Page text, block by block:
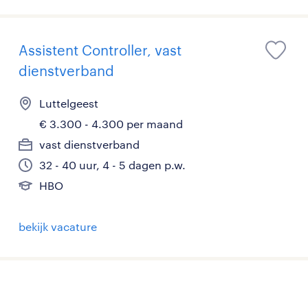
Assistent Controller, vast
dienstverband
Luttelgeest
€ 3.300 - 4.300 per maand
vast dienstverband
32 - 40 uur, 4 - 5 dagen p.w.
HBO
bekijk vacature